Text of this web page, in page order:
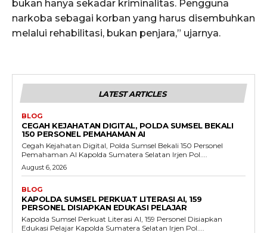
bukan hanya sekadar kriminalitas. Pengguna
narkoba sebagai korban yang harus disembuhkan
melalui rehabilitasi, bukan penjara,” ujarnya.
LATEST ARTICLES
BLOG
CEGAH KEJAHATAN DIGITAL, POLDA SUMSEL BEKALI
150 PERSONEL PEMAHAMAN AI
Cegah Kejahatan Digital, Polda Sumsel Bekali 150 Personel
Pemahaman AI Kapolda Sumatera Selatan Irjen Pol....
August 6, 2026
BLOG
KAPOLDA SUMSEL PERKUAT LITERASI AI, 159
PERSONEL DISIAPKAN EDUKASI PELAJAR
Kapolda Sumsel Perkuat Literasi AI, 159 Personel Disiapkan
Edukasi Pelajar Kapolda Sumatera Selatan Irjen Pol....